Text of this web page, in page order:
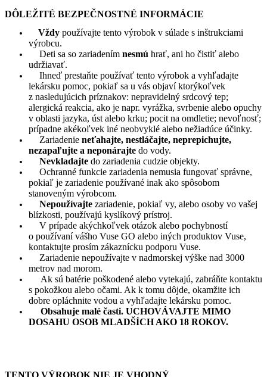
DÔLEŽITÉ BEZPEČNOSTNÉ INFORMÁCIE
Vždy používajte tento výrobok v súlade s inštrukciami
výrobcu.
Deti sa so zariadením nesmú hrať, ani ho čistiť alebo
udržiavať.
Ihneď prestaňte používať tento výrobok a vyhľadajte
lekársku pomoc, pokiaľ sa u vás objaví ktorýkoľvek
z nasledujúcich príznakov: nepravidelný srdcový tep;
alergická reakcia, ako je napr. vyrážka, svrbenie alebo opuchy
v oblasti jazyka, úst alebo krku; pocit na omdletie; nevoľnosť;
prípadne akékoľvek iné neobvyklé alebo nežiadúce účinky.
Zariadenie neťahajte, nestláčajte, neprepichujte,
nezapaľujte a neponárajte do vody.
Nevkladajte do zariadenia cudzie objekty.
Ochranné funkcie zariadenia nemusia fungovať správne,
pokiaľ je zariadenie používané inak ako spôsobom
stanoveným výrobcom.
Nepoužívajte zariadenie, pokiaľ vy, alebo osoby vo vašej
blízkosti, používajú kyslíkový prístroj.
V prípade akýchkoľvek otázok alebo pochybností
o používaní vášho Vuse GO alebo iných produktov Vuse,
kontaktujte prosím zákaznícku podporu Vuse.
Zariadenie nepoužívajte v nadmorskej výške nad 3000
metrov nad morom.
Ak sú batérie poškodené alebo vytekajú, zabráňte kontaktu
s pokožkou alebo očami. Ak k tomu dôjde, okamžite ich
dobre opláchnite vodou a vyhľadajte lekársku pomoc.
Obsahuje malé časti. UCHOVÁVAJTE MIMO
DOSAHU OSOB MLADŠÍCH AKO 18 ROKOV.
TENTO VÝROBOK NIE JE VHODNÝ